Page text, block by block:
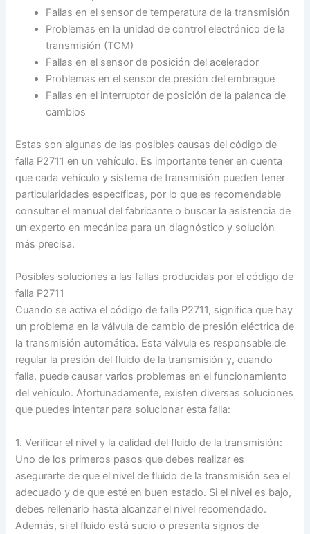
Fallas en el sensor de temperatura de la transmisión
Problemas en la unidad de control electrónico de la
transmisión (TCM)
Fallas en el sensor de posición del acelerador
Problemas en el sensor de presión del embrague
Fallas en el interruptor de posición de la palanca de
cambios
Estas son algunas de las posibles causas del código de
falla P2711 en un vehículo. Es importante tener en cuenta
que cada vehículo y sistema de transmisión pueden tener
particularidades específicas, por lo que es recomendable
consultar el manual del fabricante o buscar la asistencia de
un experto en mecánica para un diagnóstico y solución
más precisa.
Posibles soluciones a las fallas producidas por el código de
falla P2711
Cuando se activa el código de falla P2711, significa que hay
un problema en la válvula de cambio de presión eléctrica de
la transmisión automática. Esta válvula es responsable de
regular la presión del fluido de la transmisión y, cuando
falla, puede causar varios problemas en el funcionamiento
del vehículo. Afortunadamente, existen diversas soluciones
que puedes intentar para solucionar esta falla:
1. Verificar el nivel y la calidad del fluido de la transmisión:
Uno de los primeros pasos que debes realizar es
asegurarte de que el nivel de fluido de la transmisión sea el
adecuado y de que esté en buen estado. Si el nivel es bajo,
debes rellenarlo hasta alcanzar el nivel recomendado.
Además, si el fluido está sucio o presenta signos de